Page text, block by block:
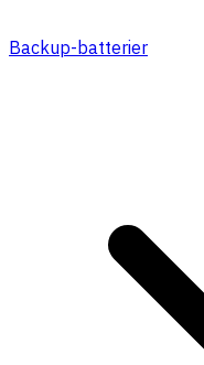
Backup-batterier